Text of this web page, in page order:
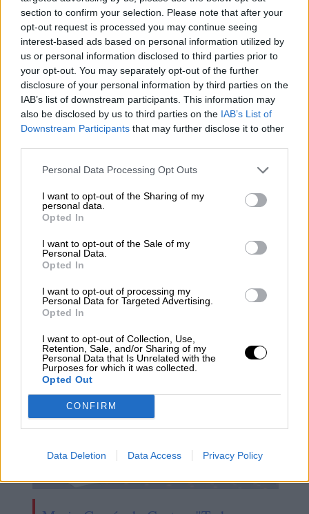
section to confirm your selection. Please note that after your
opt-out request is processed you may continue seeing
interest-based ads based on personal information utilized by
us or personal information disclosed to third parties prior to
your opt-out. You may separately opt-out of the further
disclosure of your personal information by third parties on the
IAB’s list of downstream participants. This information may
also be disclosed by us to third parties on the IAB’s List of
Downstream Participants that may further disclose it to other
Personal Data Processing Opt Outs
I want to opt-out of the Sharing of my
personal data.
Opted In
I want to opt-out of the Sale of my
Personal Data.
Opted In
I want to opt-out of processing my
Personal Data for Targeted Advertising.
Opted In
I want to opt-out of Collection, Use,
Retention, Sale, and/or Sharing of my
Personal Data that Is Unrelated with the
Purposes for which it was collected.
Opted Out
CONFIRM
Data Deletion Data Access Privacy Policy
personas, 8 vehículos autobombas, 8 vehículos
de vigilancia móvil y 7 puntos de vigilancia fija.
El Ministerio de Fomento junto a sus
organismos adscritos llevarán a cabo trabajos
preventivos en los márgenes de las
carreteras y vías ferroviarias, así como en las
parcelas de suelo público. Asimismo, los
aeropuertos que gestiona AENA estarán a
disposición de las aeronaves y helicópteros
destinados a la lucha contra los incendios
forestales.
y Universidades financiará los proyectos de
I+D+I orientados a prevenir y paliar los
Medio Ambiente
plan de prevención y lucha
fuego